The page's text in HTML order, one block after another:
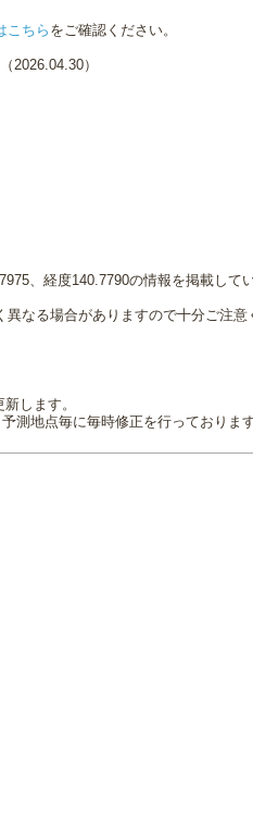
こちらをご確認ください。
2026.04.30）
、経度140.7790の情報を掲載して
なる場合がありますので十分ご注意
します。
測地点毎に毎時修正を行っております